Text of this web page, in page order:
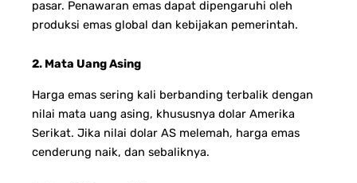
pasar. Penawaran emas dapat dipengaruhi oleh
produksi emas global dan kebijakan pemerintah.
2. Mata Uang Asing
Harga emas sering kali berbanding terbalik dengan
nilai mata uang asing, khususnya dolar Amerika
Serikat. Jika nilai dolar AS melemah, harga emas
cenderung naik, dan sebaliknya.